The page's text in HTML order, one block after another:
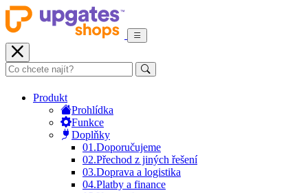
Produkt
Prohlídka
Funkce
Doplňky
01.Doporučujeme
02.Přechod z jiných řešení
03.Doprava a logistika
04.Platby a finance